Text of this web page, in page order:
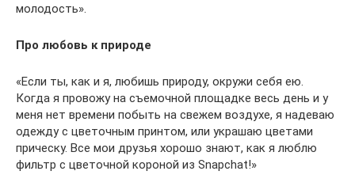
молодость».
Про любовь к природе
«Если ты, как и я, любишь природу, окружи себя ею.
Когда я провожу на съемочной площадке весь день и у
меня нет времени побыть на свежем воздухе, я надеваю
одежду с цветочным принтом, или украшаю цветами
прическу. Все мои друзья хорошо знают, как я люблю
фильтр с цветочной короной из Snapchat!»